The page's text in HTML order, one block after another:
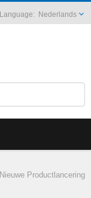
Nederlands
Nieuwe Productlancering